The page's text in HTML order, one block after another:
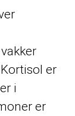
er
i
er